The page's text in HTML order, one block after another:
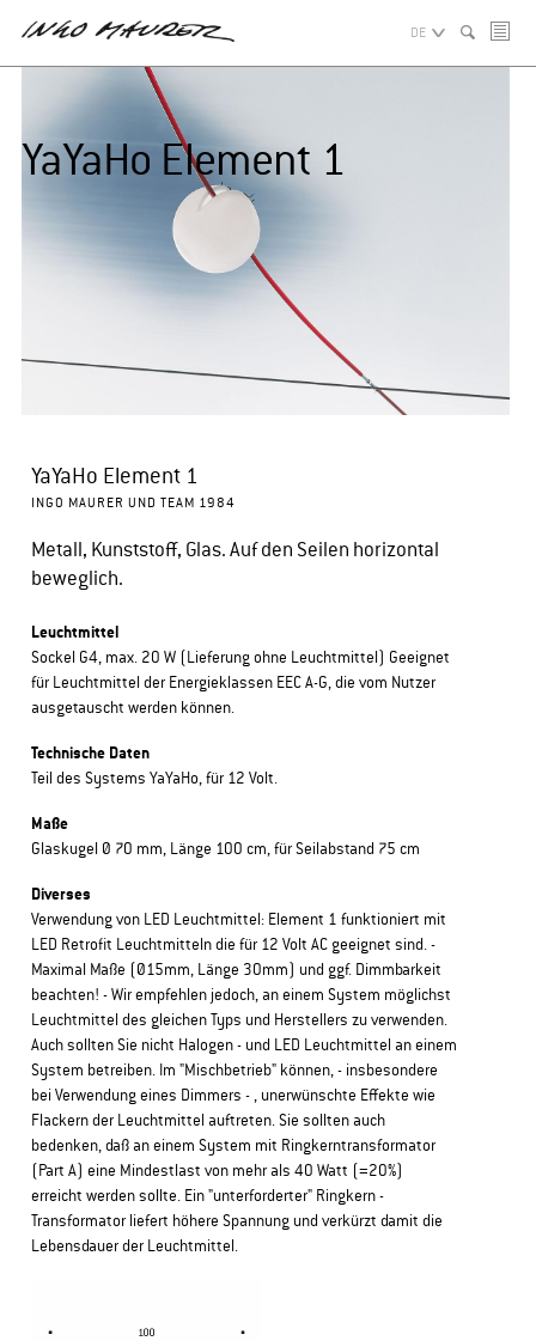
DE
YaYaHo Element 1
YaYaHo Element 1
INGO MAURER UND TEAM 1984
Metall, Kunststoff, Glas. Auf den Seilen horizontal
beweglich.
Leuchtmittel
Sockel G4, max. 20 W (Lieferung ohne Leuchtmittel) Geeignet
für Leuchtmittel der Energieklassen EEC A-G, die vom Nutzer
ausgetauscht werden können.
Technische Daten
Teil des Systems YaYaHo, für 12 Volt.
Maße
Glaskugel Ø 70 mm, Länge 100 cm, für Seilabstand 75 cm
Diverses
Verwendung von LED Leuchtmittel: Element 1 funktioniert mit
LED Retrofit Leuchtmitteln die für 12 Volt AC geeignet sind. -
Maximal Maße (Ø15mm, Länge 30mm) und ggf. Dimmbarkeit
beachten! - Wir empfehlen jedoch, an einem System möglichst
Leuchtmittel des gleichen Typs und Herstellers zu verwenden.
Auch sollten Sie nicht Halogen - und LED Leuchtmittel an einem
System betreiben. Im "Mischbetrieb" können, - insbesondere
bei Verwendung eines Dimmers - , unerwünschte Effekte wie
Flackern der Leuchtmittel auftreten. Sie sollten auch
bedenken, daß an einem System mit Ringkerntransformator
(Part A) eine Mindestlast von mehr als 40 Watt (=20%)
erreicht werden sollte. Ein "unterforderter" Ringkern -
Transformator liefert höhere Spannung und verkürzt damit die
Lebensdauer der Leuchtmittel.